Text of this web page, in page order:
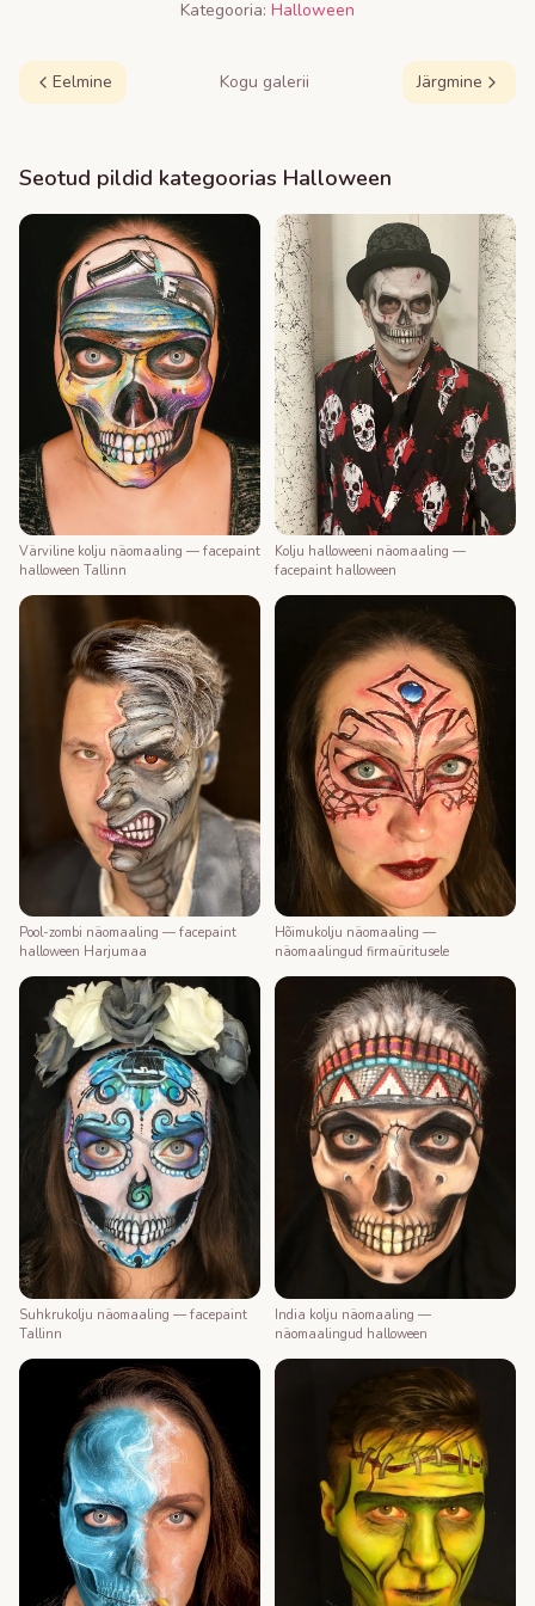
Kategooria: Halloween
Eelmine Kogu galerii Järgmine
Seotud pildid kategoorias Halloween
Värviline kolju näomaaling — facepaint
halloween Tallinn
Kolju halloweeni näomaaling —
facepaint halloween
Pool-zombi näomaaling — facepaint
halloween Harjumaa
Hõimukolju näomaaling —
näomaalingud firmaüritusele
Suhkrukolju näomaaling — facepaint
Tallinn
India kolju näomaaling —
näomaalingud halloween